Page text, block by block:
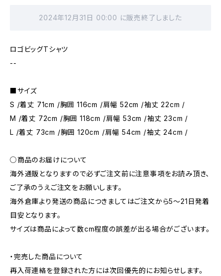
2024年12月31日 00:00 に販売終了しました
ロゴビッグTシャツ
--
■サイズ
S /着丈 71cm /胸囲 116cm /肩幅 52cm /袖丈 22cm /
M /着丈 72cm /胸囲 118cm /肩幅 53cm /袖丈 23cm /
L /着丈 73cm /胸囲 120cm /肩幅 54cm /袖丈 24cm /
○商品のお届けについて
海外通販となりますので必ずご注文前に注意事項をお読み頂き、
ご了承のうえご注文をお願いします。
海外倉庫より発送の商品につきましてはご注文から5〜21日発着
目安となります。
サイズは商品によって数cm程度の誤差が出る場合がございます。
・完売した商品について
再入荷連絡を登録された方には次回優先的にお知らせします。